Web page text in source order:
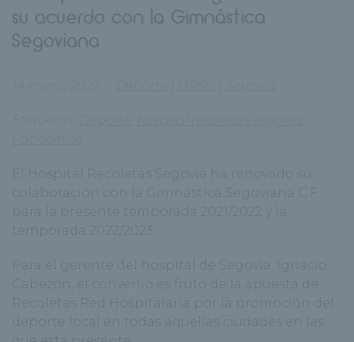
su acuerdo con la Gimnástica
Segoviana
El Hospital Recoletas Segovia ha renovado su
colaboración con la Gimnástica Segoviana C.F
para la presente temporada 2021/2022 y la
temporada 2022/2023.
Para el gerente del hospital de Segovia, Ignacio
Cabezón, el convenio es fruto de la apuesta de
Recoletas Red Hospitalaria por la promoción del
deporte local en todas aquellas ciudades en las